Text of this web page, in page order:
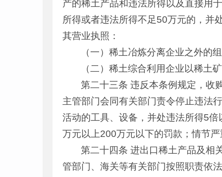
产的稀土产品和违法所得以及直接用
所得或者违法所得不足50万元的，并
其营业执照：
（一）稀土冶炼分离企业之外的
（二）稀土综合利用企业以稀土
第二十三条 违反本条例规定，收
主管部门会同有关部门责令停止违法
活动的工具、设备，并处违法所得5
万元以上200万元以下的罚款；情节
第二十四条 进出口稀土产品及相
管部门、海关等有关部门按照职责依